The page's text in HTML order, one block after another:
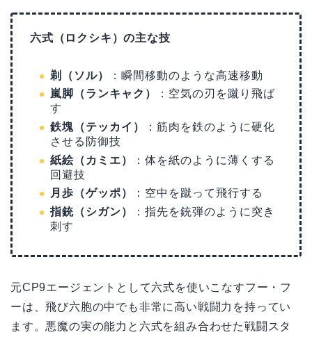
六式（ロクシキ）の主な技
剃（ソル）
：瞬間移動のような高速移動
嵐脚（ランキャク）
：空気の刃を蹴り飛ば
す
鉄塊（テッカイ）
：筋肉を鉄のように硬化
させる防御技
紙絵（カミエ）
：体を紙のように薄くする
回避技
月歩（ゲッポ）
：空中を蹴って飛行する
指銃（シガン）
：指先を銃弾のように突き
刺す
元CP9エージェントとして六式を使いこなすフー・フ
ーは、飛び六胞の中でも非常に高い戦闘力を持ってい
ます。悪魔の実の能力と六式を組み合わせた戦闘スタ